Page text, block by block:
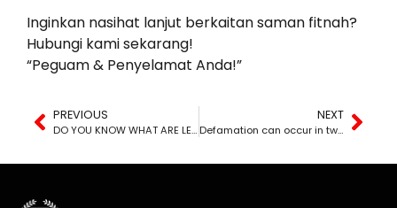
Inginkan nasihat lanjut berkaitan saman fitnah?
Hubungi kami sekarang!
“Peguam & Penyelamat Anda!”
PREVIOUS
DO YOU KNOW WHAT ARE LETTERS OF ADMINISTRATION?
NEXT
Defamation can occur in two types: